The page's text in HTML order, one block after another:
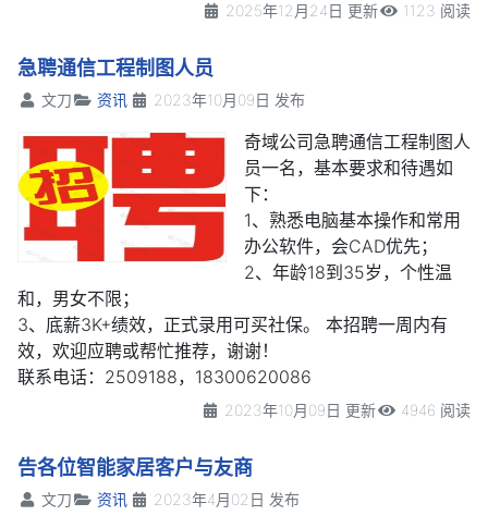
2025年12月24日 更新 1123 阅读
急聘通信工程制图人员
文刀 资讯 2023年10月09日 发布
奇域公司急聘通信工程制图人
员一名，基本要求和待遇如
下：
1、熟悉电脑基本操作和常用
办公软件，会CAD优先；
2、年龄18到35岁，个性温
和，男女不限；
3、底薪3K+绩效，正式录用可买社保。 本招聘一周内有
效，欢迎应聘或帮忙推荐，谢谢！
联系电话：2509188，18300620086
2023年10月09日 更新 4946 阅读
告各位智能家居客户与友商
文刀 资讯 2023年4月02日 发布